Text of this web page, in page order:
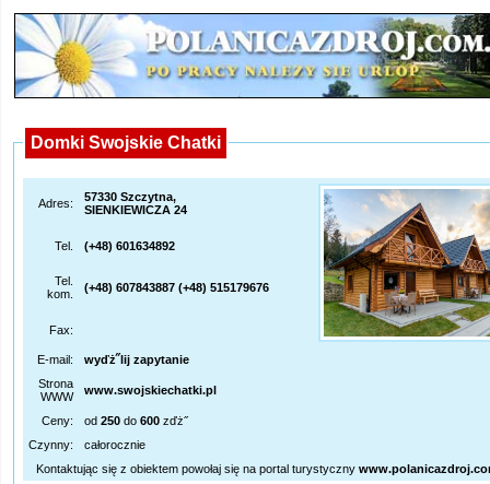
Domki Swojskie Chatki
Adres:
57330 Szczytna,
SIENKIEWICZA 24
Tel. (+48) 601634892
Tel.
kom.
(+48) 607843887 (+48) 515179676
Fax:
E-mail:
wyďż˝lij zapytanie
Strona
WWW
www.swojskiechatki.pl
Ceny: od 250 do 600 zďż˝
Czynny:
całorocznie
Kontaktując się z obiektem powołaj się na portal turystyczny